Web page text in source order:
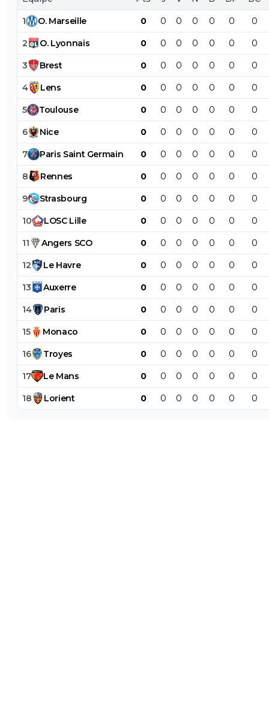
1 O. Marseille 0 0 0 0 0 0 0
2 O. Lyonnais 0 0 0 0 0 0 0
3 Brest 0 0 0 0 0 0 0
4 Lens 0 0 0 0 0 0 0
5 Toulouse 0 0 0 0 0 0 0
6 Nice 0 0 0 0 0 0 0
7 Paris Saint Germain 0 0 0 0 0 0 0
8 Rennes 0 0 0 0 0 0 0
9 Strasbourg 0 0 0 0 0 0 0
10 LOSC Lille 0 0 0 0 0 0 0
11 Angers SCO 0 0 0 0 0 0 0
12 Le Havre 0 0 0 0 0 0 0
13 Auxerre 0 0 0 0 0 0 0
14 Paris 0 0 0 0 0 0 0
15 Monaco 0 0 0 0 0 0 0
16 Troyes 0 0 0 0 0 0 0
17 Le Mans 0 0 0 0 0 0 0
18 Lorient 0 0 0 0 0 0 0